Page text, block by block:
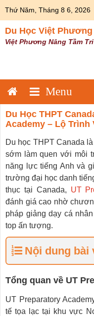
Thứ Năm, Tháng 8 6, 2026
Du Học Việt Phương
Việt Phương Nâng Tầm
Du Học THPT
Academy – Lộ Trình
Du học THPT Canada
sớm làm quen với môi
năng lực tiếng Anh và
trường đại học danh
thục tại Canada, UT
đánh giá cao nhờ
pháp giảng dạy cá
top ấn tượng.
Nội dung bài
Tổng quan về UT
UT Preparatory
tế tọa lạc tại khu vực